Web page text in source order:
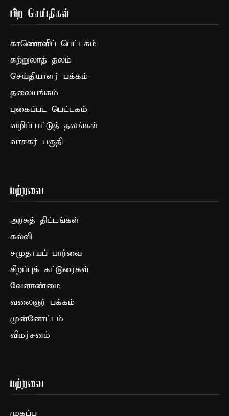
பிற செய்திகள்
காணொளிப் பெட்டகம்
சுற்றுலாத் தலம்
செய்தியாளர் பக்கம்
தலையங்கம்
புகைப்பட பெட்டகம்
வழிப்பாட்டுத் தலங்கள்
வாசகர் பகுதி
மற்றவை
அரசுத் திட்டங்கள்
கல்வி
சமுதாயப் பார்வை
சிறப்புக் கட்டுரைகள்
வேளாண்மை
வலைஞர் பக்கம்
முன்னோட்டம்
விமர்சனம்
மற்றவை
முகப்பு